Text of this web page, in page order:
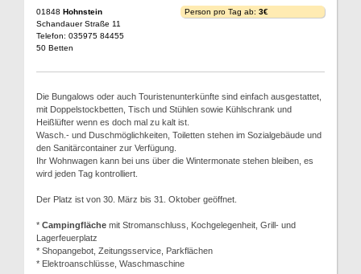
01848 Hohnstein
Schandauer Straße 11
Telefon: 035975 84455
50 Betten
Person pro Tag ab: 3€
Die Bungalows oder auch Touristenunterkünfte sind einfach ausgestattet,
mit Doppelstockbetten, Tisch und Stühlen sowie Kühlschrank und
Heißlüfter wenn es doch mal zu kalt ist.
Wasch.- und Duschmöglichkeiten, Toiletten stehen im Sozialgebäude und
den Sanitärcontainer zur Verfügung.
Ihr Wohnwagen kann bei uns über die Wintermonate stehen bleiben, es
wird jeden Tag kontrolliert.
Der Platz ist von 30. März bis 31. Oktober geöffnet.
* Campingfläche mit Stromanschluss, Kochgelegenheit, Grill- und
Lagerfeuerplatz
* Shopangebot, Zeitungsservice, Parkflächen
* Elektroanschlüsse, Waschmaschine